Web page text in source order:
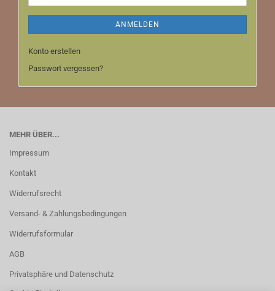
ANMELDEN
Konto erstellen
Passwort vergessen?
MEHR ÜBER...
Impressum
Kontakt
Widerrufsrecht
Versand- & Zahlungsbedingungen
Widerrufsformular
AGB
Privatsphäre und Datenschutz